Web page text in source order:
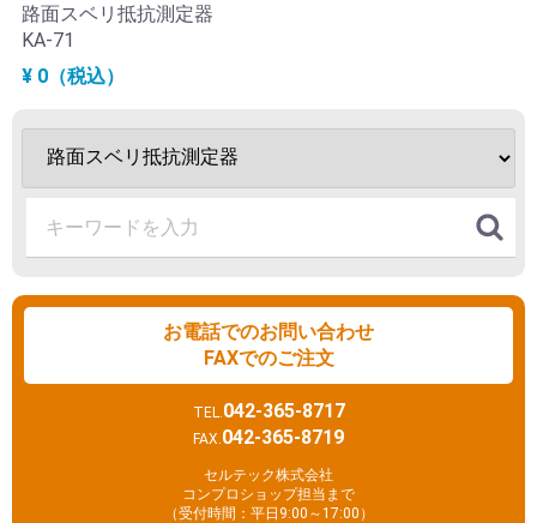
お電話でのお問い合わせ
FAXでのご注文
TEL. 042-365-8717
FAX. 042-365-8719
セルテック株式会社
コンプロショップ担当まで
（受付時間：平日9:00～17:00）
路面スベリ抵抗測定器
KA-71
¥ 0（税込）